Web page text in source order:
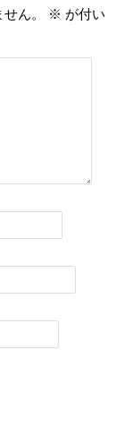
ん。 ※ が付い